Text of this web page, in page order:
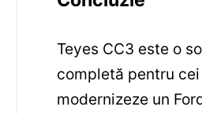
Teyes CC3 este o
completă pentru
modernizeze un